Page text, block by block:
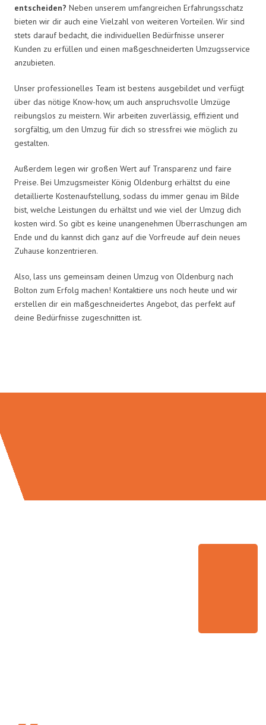
entscheiden? Neben unserem umfangreichen Erfahrungsschatz
bieten wir dir auch eine Vielzahl von weiteren Vorteilen. Wir sind
stets darauf bedacht, die individuellen Bedürfnisse unserer
Kunden zu erfüllen und einen maßgeschneiderten Umzugsservice
anzubieten.
Unser professionelles Team ist bestens ausgebildet und verfügt
über das nötige Know-how, um auch anspruchsvolle Umzüge
reibungslos zu meistern. Wir arbeiten zuverlässig, effizient und
sorgfältig, um den Umzug für dich so stressfrei wie möglich zu
gestalten.
Außerdem legen wir großen Wert auf Transparenz und faire
Preise. Bei Umzugsmeister König Oldenburg erhältst du eine
detaillierte Kostenaufstellung, sodass du immer genau im Bilde
bist, welche Leistungen du erhältst und wie viel der Umzug dich
kosten wird. So gibt es keine unangenehmen Überraschungen am
Ende und du kannst dich ganz auf die Vorfreude auf dein neues
Zuhause konzentrieren.
Also, lass uns gemeinsam deinen Umzug von Oldenburg nach
Bolton zum Erfolg machen! Kontaktiere uns noch heute und wir
erstellen dir ein maßgeschneidertes Angebot, das perfekt auf
deine Bedürfnisse zugeschnitten ist.